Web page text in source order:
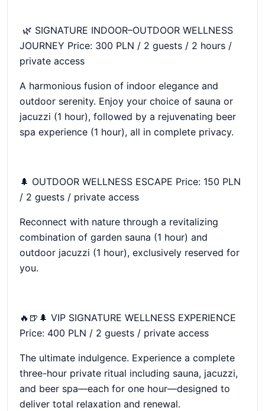
🌿 SIGNATURE INDOOR–OUTDOOR WELLNESS
JOURNEY Price: 300 PLN / 2 guests / 2 hours /
private access
A harmonious fusion of indoor elegance and
outdoor serenity. Enjoy your choice of sauna or
jacuzzi (1 hour), followed by a rejuvenating beer
spa experience (1 hour), all in complete privacy.
🌲 OUTDOOR WELLNESS ESCAPE Price: 150 PLN
/ 2 guests / private access
Reconnect with nature through a revitalizing
combination of garden sauna (1 hour) and
outdoor jacuzzi (1 hour), exclusively reserved for
you.
🔥🍺🌲 VIP SIGNATURE WELLNESS EXPERIENCE
Price: 400 PLN / 2 guests / private access
The ultimate indulgence. Experience a complete
three-hour private ritual including sauna, jacuzzi,
and beer spa—each for one hour—designed to
deliver total relaxation and renewal.